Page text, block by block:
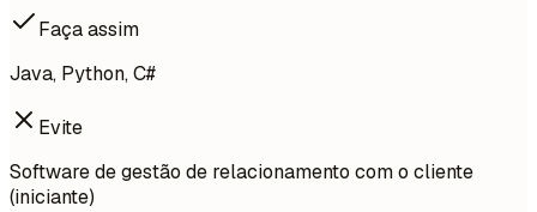
Faça assim
Java, Python, C#
Evite
Software de gestão de relacionamento com o cliente
(iniciante)